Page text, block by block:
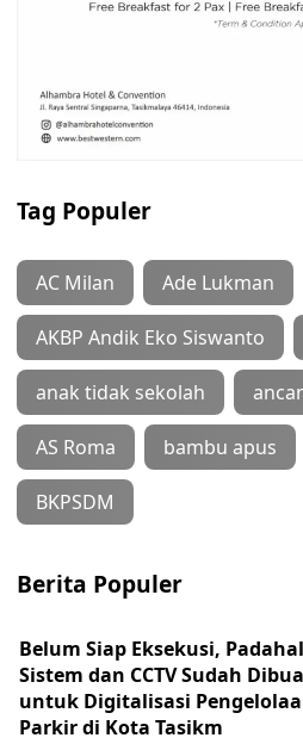
Tag Populer
AC Milan Ade Lukman
AKBP Andik Eko Siswanto
anak tidak sekolah
AS Roma bambu apus
BKPSDM
Berita Populer
Belum Siap Eksekusi, Padahal
Sistem dan CCTV Sudah
untuk Digitalisasi
Parkir di Kota Tasikm